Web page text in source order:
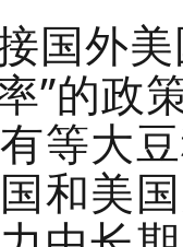
国外
”的政
等大
和美